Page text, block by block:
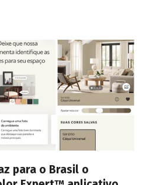
para o Brasil o